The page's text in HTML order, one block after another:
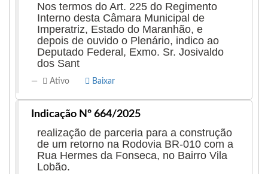
Nos termos do Art. 225 do Regimento
Interno desta Câmara Municipal de
Imperatriz, Estado do Maranhão, e
depois de ouvido o Plenário, indico ao
Deputado Federal, Exmo. Sr. Josivaldo
dos Sant
Ativo Baixar
Indicação Nº 664/2025
realização de parceria para a construção
de um retorno na Rodovia BR-010 com a
Rua Hermes da Fonseca, no Bairro Vila
Lobão.